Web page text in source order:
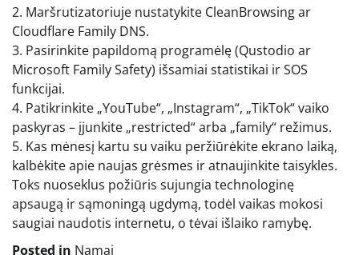
2. Maršrutizatoriuje nustatykite CleanBrowsing ar
Cloudflare Family DNS.
3. Pasirinkite papildomą programėlę (Qustodio ar
Microsoft Family Safety) išsamiai statistikai ir SOS
funkcijai.
4. Patikrinkite „YouTube“, „Instagram“, „TikTok“ vaiko
paskyras – įjunkite „restricted“ arba „family“ režimus.
5. Kas mėnesį kartu su vaiku peržiūrėkite ekrano laiką,
kalbėkite apie naujas grėsmes ir atnaujinkite taisykles.
Toks nuoseklus požiūris sujungia technologinę
apsaugą ir sąmoningą ugdymą, todėl vaikas mokosi
saugiai naudotis internetu, o tėvai išlaiko ramybę.
Posted in Namai